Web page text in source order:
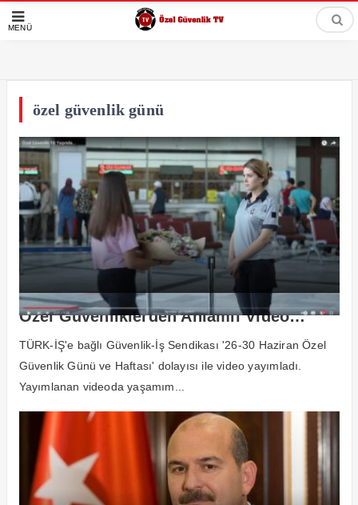
MENÜ
özel güvenlik günü
Özel Güvenliklerden Anlamlı Video…
TÜRK-İŞ'e bağlı Güvenlik-İş Sendikası '26-30 Haziran Özel
Güvenlik Günü ve Haftası' dolayısı ile video yayımladı.
Yayımlanan videoda yaşamım...